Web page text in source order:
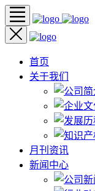
首页
关于我们
月刊资讯
新闻中心